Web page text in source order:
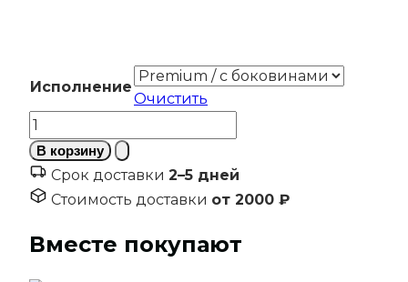
–
126
Исполнение
Очистить
Количество
товара
Диван
"Релакс
Оттоманка"
В корзину
Срок доставки 2–5 дней
Стоимость доставки от 2000 ₽
Вместе покупают